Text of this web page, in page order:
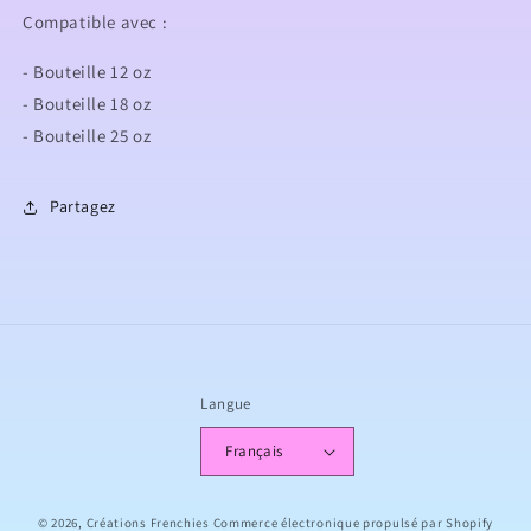
Compatible avec :
- Bouteille 12 oz
- Bouteille 18 oz
- Bouteille 25 oz
Partagez
Langue
Français
© 2026, Créations Frenchies Commerce électronique propulsé par Shopify